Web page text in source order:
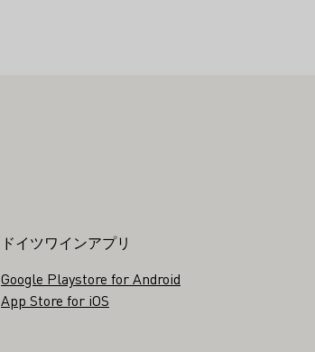
ドイツワインアプリ
Google Playstore for Android
App Store for iOS